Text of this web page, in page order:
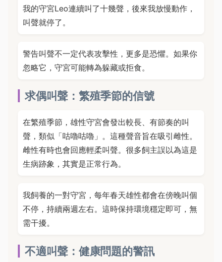
我的守宮Leo連續叫了十幾聲，後來我放慢動作，
叫聲就停了。
警告叫聲不一定代表攻擊性，更多是恐懼。如果你
忽略它，守宮可能轉為躲藏或拒食。
求偶叫聲：繁殖季節的信號
在繁殖季節，雄性守宮會發出較長、有節奏的叫
聲，類似「咕嚕咕嚕」。這種聲音旨在吸引雌性。
雌性有時也會回應輕柔叫聲。很多飼主誤以為這是
生病跡象，其實是正常行為。
我飼養的一對守宮，每年春天雄性都會在傍晚叫個
不停，持續兩週左右。這時保持環境穩定即可，無
需干擾。
不適叫聲：健康問題的警訊